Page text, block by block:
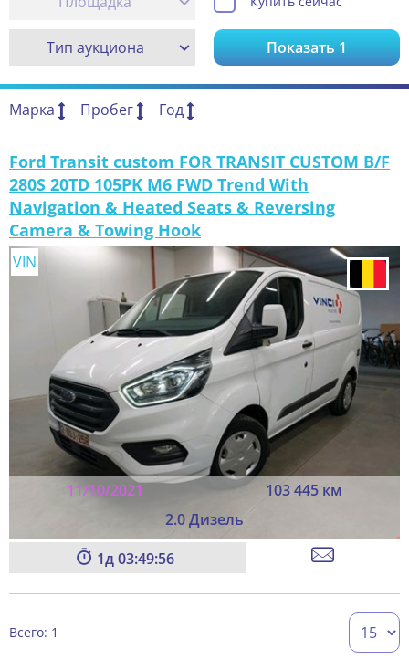
Тип аукциона Показать1
Марка Пробег Год
Ford Transit custom FOR TRANSIT CUSTOM B/F
280S 20TD 105PK M6 FWD Trend With
Navigation & Heated Seats & Reversing
Camera & Towing Hook
11/10/2021
103 445 км
2.0 Дизель
VIN
1 03:49:55
Всего: 1